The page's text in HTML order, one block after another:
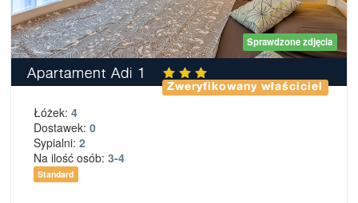
Sprawdzone zdjęcia
Apartament Adi 1
Zweryfikowany właściciel
Łóżek: 4
Dostawek: 0
Sypialni: 2
Na ilość osób: 3-4
Standard